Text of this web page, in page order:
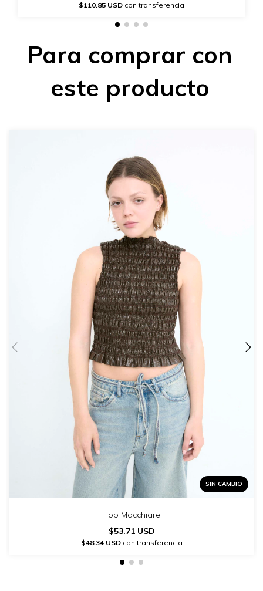
$110.85 USD con transferencia
Para comprar con
este producto
SIN CAMBIO
Top Macchiare
$53.71 USD
$48.34 USDcon transferencia